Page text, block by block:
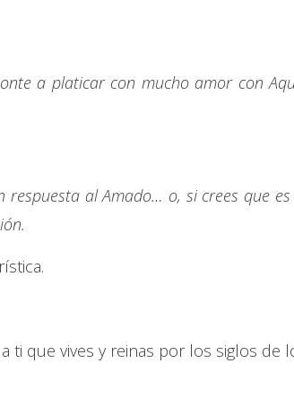
a platicar con mucho amor con
al Amado… o, si crees que
ti que vives y reinas por los siglos de